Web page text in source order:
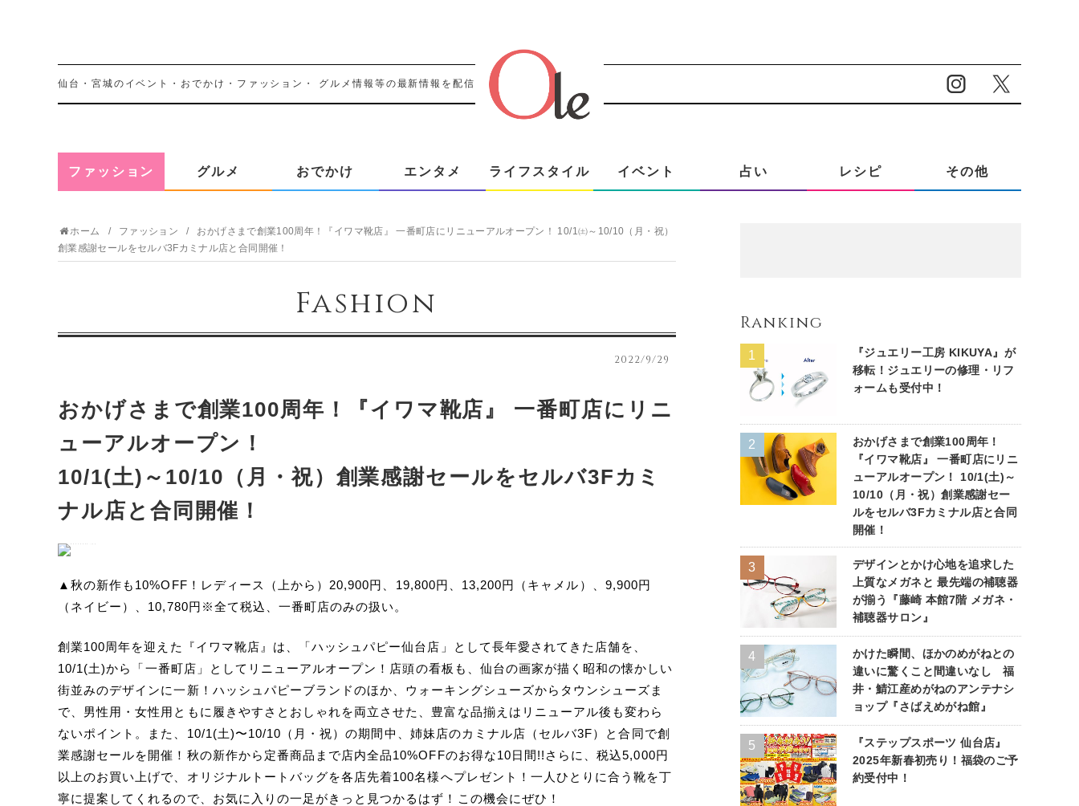
仙台・宮城のイベント・おでかけ・ファッション・ グルメ情報等の最新情報を配信！！
ファッション グルメ おでかけ エンタメ ライフスタイル イベント 占い レシピ その他
ホーム ファッション
おかげさまで創業100周年！『イワマ靴店』 一番町店にリニューアルオープン！ 10/1㈯～10/10（月・祝）
創業感謝セールをセルバ3Fカミナル店と合同開催！
Fashion
2022/9/29
おかげさまで創業100周年！『イワマ靴店』 一番町店にリニ
ューアルオープン！
10/1(土)～10/10（月・祝）創業感謝セールをセルバ3Fカミ
ナル店と合同開催！
▲秋の新作も10%OFF！レディース（上から）20,900円、19,800円、13,200円（キャメル）、9,900円
（ネイビー）、10,780円※全て税込、一番町店のみの扱い。
創業100周年を迎えた『イワマ靴店』は、「ハッシュパピー仙台店」として長年愛されてきた店舗を、
10/1(土)から「一番町店」としてリニューアルオープン！店頭の看板も、仙台の画家が描く昭和の懐かしい
街並みのデザインに一新！ハッシュパピーブランドのほか、ウォーキングシューズからタウンシューズま
で、男性用・女性用ともに履きやすさとおしゃれを両立させた、豊富な品揃えはリニューアル後も変わら
ないポイント。また、10/1(土)〜10/10（月・祝）の期間中、姉妹店のカミナル店（セルバ3F）と合同で創
業感謝セールを開催！秋の新作から定番商品まで店内全品10%OFFのお得な10日間!!さらに、税込5,000円
以上のお買い上げで、オリジナルトートバッグを各店先着100名様へプレゼント！一人ひとりに合う靴を丁
寧に提案してくれるので、お気に入りの一足がきっと見つかるはず！この機会にぜひ！
Ranking
『ジュエリー工房 KIKUYA』が
移転！ジュエリーの修理・リフ
ォームも受付中！
おかげさまで創業100周年！
『イワマ靴店』 一番町店にリニ
ューアルオープン！ 10/1(土)～
10/10（月・祝）創業感謝セー
ルをセルバ3Fカミナル店と合同
開催！
デザインとかけ心地を追求した
上質なメガネと 最先端の補聴器
が揃う『藤崎 本館7階 メガネ・
補聴器サロン』
かけた瞬間、ほかのめがねとの
違いに驚くこと間違いなし 福
井・鯖江産めがねのアンテナシ
ョップ『さばえめがね館』
『ステップスポーツ 仙台店』
2025年新春初売り！福袋のご予
約受付中！